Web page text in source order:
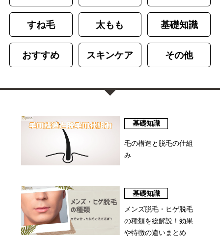
すね毛 太もも 基礎知識
おすすめ スキンケア その他
基礎知識
毛の構造と脱毛の仕組
み
基礎知識
メンズ脱毛・ヒゲ脱毛
の種類を総解説！効果
や特徴の違いまとめ